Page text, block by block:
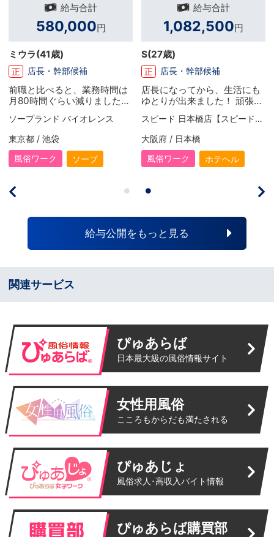
給与合計
580,000円
ミウラ(41歳)
正 店長・幹部候補
前職と比べると、業務時間は
月80時間ぐらい減りました
が、給料は倍以上に増えてま
す。 さらに隔週休2日や社保
も完備されていたりと長期間
働ける環境が揃っているとお
もいます。 最初は業界が業界
なので怪しいと思ってました
たのが驚きでした(笑)
ソープランド バイオレンス
東京都 / 池袋
風俗ワーク
ソープ
給与合計
1,082,500円
S(27歳)
正 店長・幹部候補
店長になってから、生活にも
ゆとりが出来ました！ 頑張り
次第でお給料がUPするので、
毎月頑張り甲斐があります。
有給休暇も取る事が出来るの
で、リフレッシュしたい時は
お休みを取って、旅行に出か
けたりもしますね！ 旅行の際
取っていい食事をします！ と
りあえず年内に引越ししたい
資金作りの為に頑張ってま
す。
スピード 日本橋店【スピードグループ】
大阪府 / 日本橋
風俗ワーク
ホテヘル
給与公開をもっと見る
関連サービス
ぴゅあらば
日本最大級の風俗情報サイト
女性用風俗
こころもからだも満たされる
ぴゅあじょ
風俗求人･高収入バイト情報
ぴゅあらば購買部